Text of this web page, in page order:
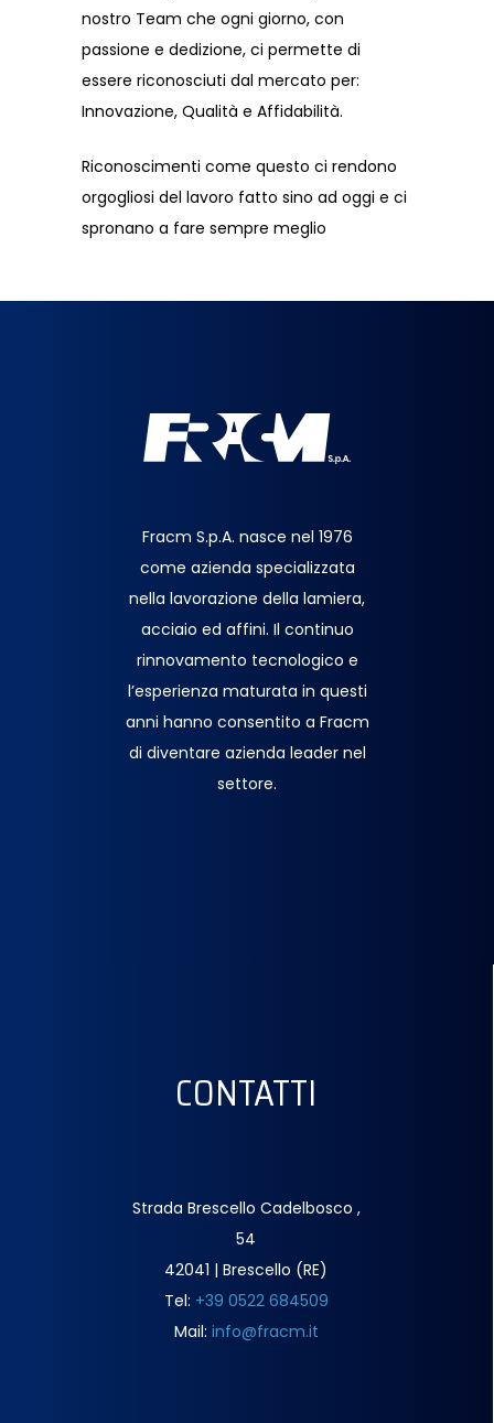
nostro Team che ogni giorno, con
passione e dedizione, ci permette di
essere riconosciuti dal mercato per:
Innovazione, Qualità e Affidabilità.
Riconoscimenti come questo ci rendono
orgogliosi del lavoro fatto sino ad oggi e ci
spronano a fare sempre meglio
Fracm S.p.A. nasce nel 1976
come azienda specializzata
nella lavorazione della lamiera,
acciaio ed affini. Il continuo
rinnovamento tecnologico e
l’esperienza maturata in questi
anni hanno consentito a Fracm
di diventare azienda leader nel
settore.
CONTATTI
Strada Brescello Cadelbosco ,
54
42041 | Brescello (RE)
Tel: +39 0522 684509
Mail: info@fracm.it